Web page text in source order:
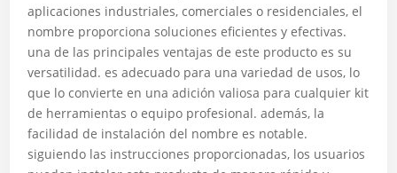
aplicaciones industriales, comerciales o residenciales, el
nombre proporciona soluciones eficientes y efectivas.
una de las principales ventajas de este producto es su
versatilidad. es adecuado para una variedad de usos, lo
que lo convierte en una adición valiosa para cualquier kit
de herramientas o equipo profesional. además, la
facilidad de instalación del nombre es notable.
siguiendo las instrucciones proporcionadas, los usuarios